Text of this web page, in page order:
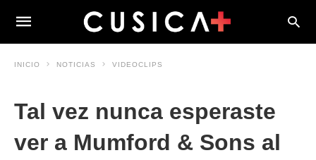
INICIO NOTICIAS VIDEOCLIPS
Tal vez nunca esperaste
ver a Mumford & Sons al